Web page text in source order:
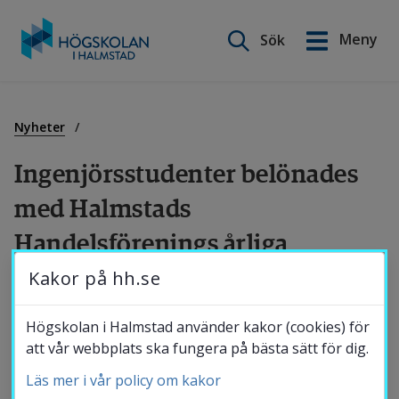
innehåll
Sök
Meny
Nyheter
Ingenjörs­studenter belönades
med Halmstads
Handelsförenings årliga
stipendium
I förra veckan var det dags för Halmstads
Handelsförening att belöna studenter från
Högskolan i Halmstad för sjätte året i rad.
English
Utbildning
Forskning
Samverkan
Om Högskolan
Kakor på hh.se
Högskolan i Halmstad använder kakor (cookies) för
att vår webbplats ska fungera på bästa sätt för dig.
Läs mer i vår policy om kakor